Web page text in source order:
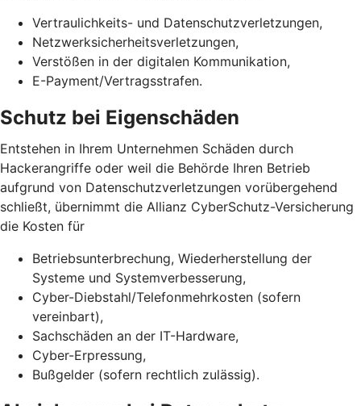
Vertraulichkeits- und Datenschutzverletzungen,
Netzwerksicherheits­verletzungen,
Verstößen in der digitalen Kommunikation,
E-Payment/Vertragsstrafen.
Schutz bei Eigenschäden
Entstehen in Ihrem Unternehmen Schäden durch
Hackerangriffe oder weil die Behörde Ihren Betrieb
aufgrund von Datenschutz­verletzungen vorübergehend
schließt, übernimmt die Allianz CyberSchutz-Versicherung
die Kosten für
Betriebsunterbrechung, Wiederherstellung der
Systeme und Systemverbesserung,
Cyber-Diebstahl/Telefonmehrkosten (sofern
vereinbart),
Sachschäden an der IT-Hardware,
Cyber-Erpressung,
Bußgelder (sofern rechtlich zulässig).